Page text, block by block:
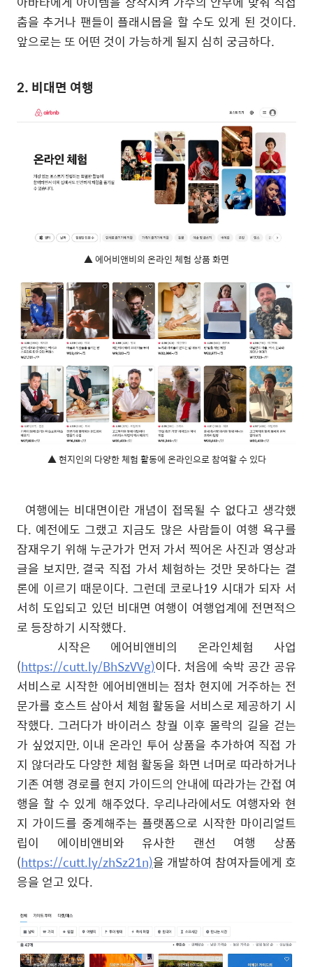
춤을 추거나 팬들이 플래시몹을 할 수도 있게 된 것이다.
앞으로는 또 어떤 것이 가능하게 될지 심히 궁금하다.
2. 비대면 여행
▲ 에어비앤비의 온라인 체험 상품 화면
▲ 현지인의 다양한 체험 활동에 온라인으로 참여할 수 있다
여행에는 비대면이란 개념이 접목될 수 없다고 생각했
다. 예전에도 그랬고 지금도 많은 사람들이 여행 욕구를
잠재우기 위해 누군가가 먼저 가서 찍어온 사진과 영상과
글을 보지만, 결국 직접 가서 체험하는 것만 못하다는 결
론에 이르기 때문이다. 그런데 코로나19 시대가 되자 서
서히 도입되고 있던 비대면 여행이 여행업계에 전면적으
로 등장하기 시작했다.
시작은 에어비앤비의 온라인체험 사업
(https://cutt.ly/BhSzVVg)이다. 처음에 숙박 공간 공유
서비스로 시작한 에어비앤비는 점차 현지에 거주하는 전
문가를 호스트 삼아서 체험 활동을 서비스로 제공하기 시
작했다. 그러다가 바이러스 창궐 이후 몰락의 길을 걷는
가 싶었지만, 이내 온라인 투어 상품을 추가하여 직접 가
지 않더라도 다양한 체험 활동을 화면 너머로 따라하거나
기존 여행 경로를 현지 가이드의 안내에 따라가는 간접 여
행을 할 수 있게 해주었다. 우리나라에서도 여행자와 현
지 가이드를 중계해주는 플랫폼으로 시작한 마이리얼트
립이 에이비앤비와 유사한 랜선 여행 상품
(https://cutt.ly/zhSz21n)을 개발하여 참여자들에게 호
응을 얻고 있다.